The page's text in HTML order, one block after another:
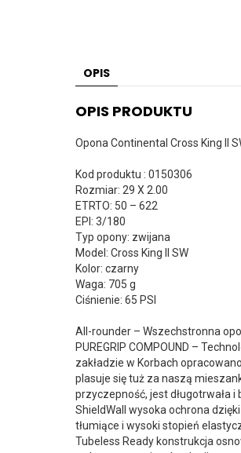
OPIS
OPIS PRODUKTU
Opona Continental Cross King II
Kod produktu : 0150306
Rozmiar: 29 X 2.00
ETRTO: 50 – 622
EPI: 3/180
Typ opony: zwijana
Model: Cross King II SW
Kolor: czarny
Waga: 705 g
Ciśnienie: 65 PSI
All-rounder – Wszechstronna
PUREGRIP COMPOUND –
zakładzie w Korbach
plasuje się tuż za naszą
przyczepność, jest długotrwała i
ShieldWall wysoka ochrona
tłumiące i wysoki stopień
Tubeless Ready konstrukcja